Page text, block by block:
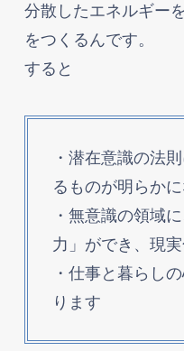
分散したエネルギー
をつくるんです。
すると
・潜在意識の法
るものが明らか
・無意識の領域
力」ができ、現
・仕事と暮らし
ります